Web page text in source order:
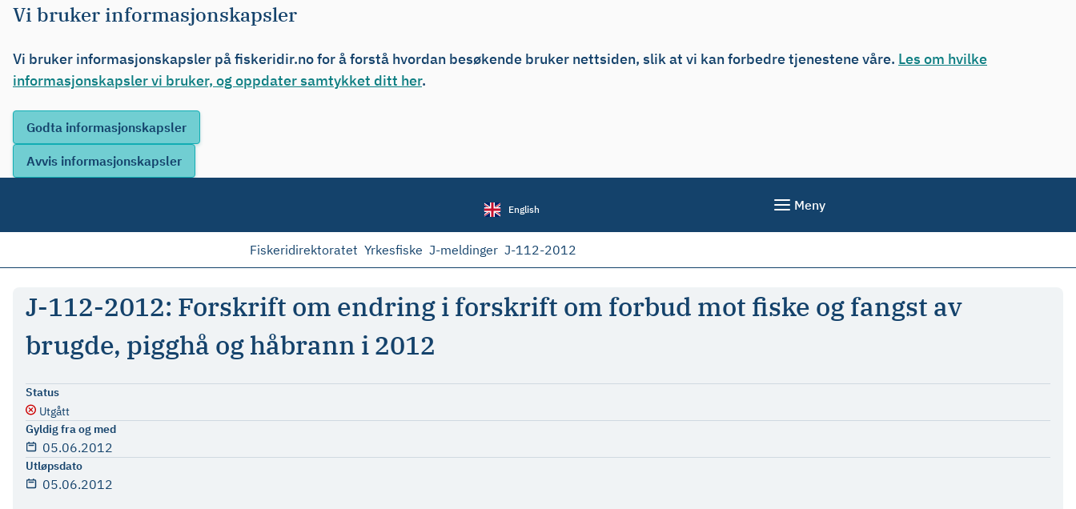
Vi bruker informasjonskapsler
Vi bruker informasjonskapsler på fiskeridir.no for å forstå hvordan besøkende bruker nettsiden, slik at vi kan forbedre tjenestene våre. Les om hvilke
informasjonskapsler vi bruker, og oppdater samtykket ditt her.
English Meny
Fiskeridirektoratet Yrkesfiske J-meldinger J-112-2012
J-112-2012: Forskrift om endring i forskrift om forbud mot fiske og fangst av
brugde, pigghå og håbrann i 2012
Status
Utgått
Gyldig fra og med
05.06.2012
Utløpsdato
05.06.2012